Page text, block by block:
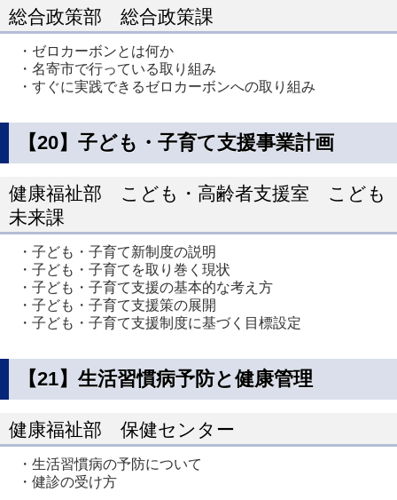
総合政策部 総合政策課
・ゼロカーボンとは何か
・名寄市で行っている取り組み
・すぐに実践できるゼロカーボンへの取り組み
【20】子ども・子育て支援事業計画
健康福祉部 こども・高齢者支援室 こども
未来課
・子ども・子育て新制度の説明
・子ども・子育てを取り巻く現状
・子ども・子育て支援の基本的な考え方
・子ども・子育て支援策の展開
・子ども・子育て支援制度に基づく目標設定
【21】生活習慣病予防と健康管理
健康福祉部 保健センター
・生活習慣病の予防について
・健診の受け方